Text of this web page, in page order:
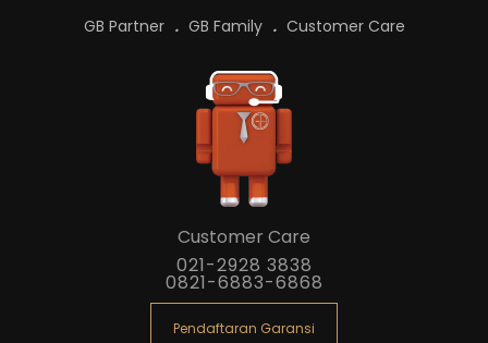
GB Partner GB Family Customer Care
Customer Care
021-2928 3838
0821-6883-6868
Pendaftaran Garansi